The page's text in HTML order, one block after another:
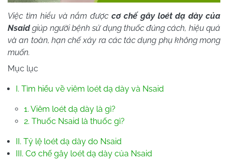
Việc tìm hiểu và nắm được cơ chế gây loét dạ dày của
Nsaidgiúp người bệnh sử dụng thuốc đúng cách, hiệu quả
và an toàn, hạn chế xảy ra các tác dụng phụ không mong
muốn.
Mục lục
I. Tìm hiểu về viêm loét dạ dày và Nsaid
1. Viêm loét dạ dày là gì?
2. Thuốc Nsaid là thuốc gì?
II. Tỷ lệ loét dạ dày do Nsaid
III. Cơ chế gây loét dạ dày của Nsaid